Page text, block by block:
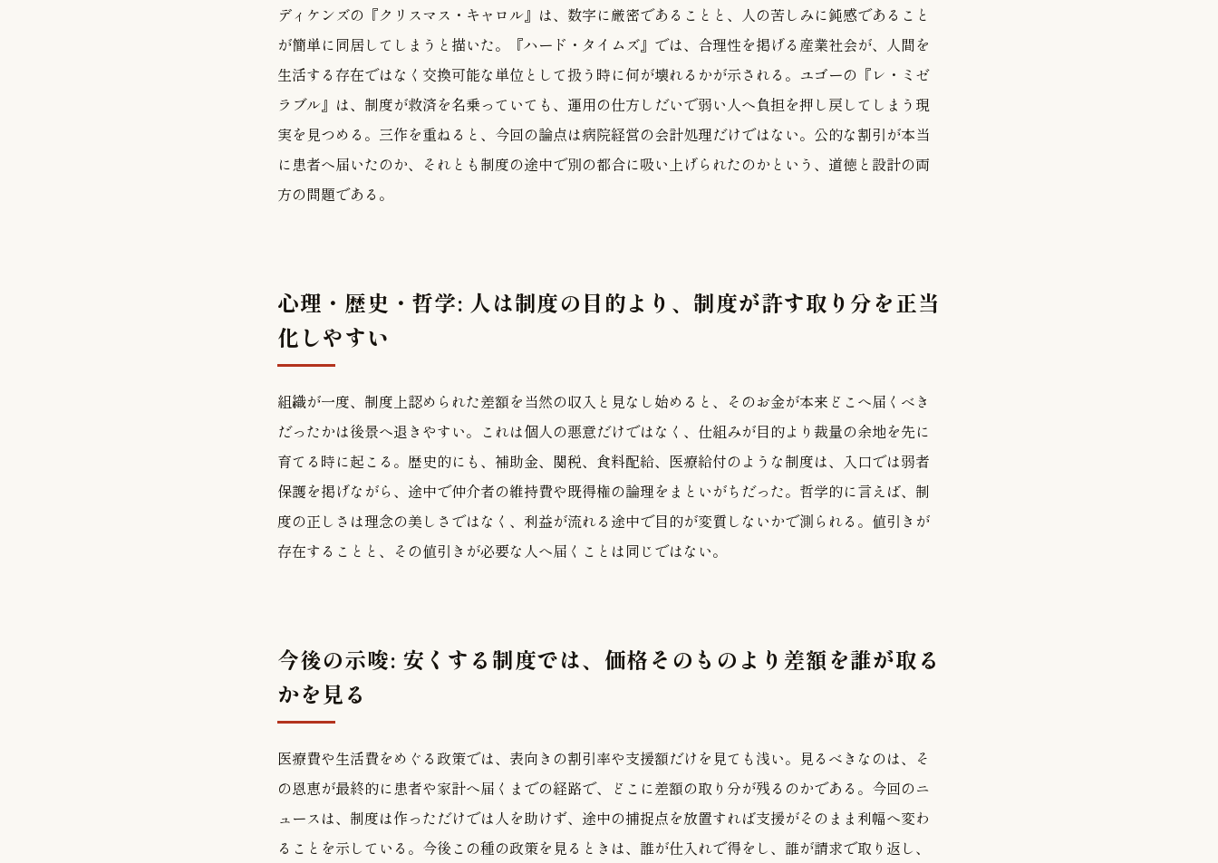
ディケンズの『クリスマス・キャロル』は、数字に厳密であることと、人の苦しみに鈍感であること
が簡単に同居してしまうと描いた。『ハード・タイムズ』では、合理性を掲げる産業社会が、人間を
生活する存在ではなく交換可能な単位として扱う時に何が壊れるかが示される。ユゴーの『レ・ミゼ
ラブル』は、制度が救済を名乗っていても、運用の仕方しだいで弱い人へ負担を押し戻してしまう現
実を見つめる。三作を重ねると、今回の論点は病院経営の会計処理だけではない。公的な割引が本当
に患者へ届いたのか、それとも制度の途中で別の都合に吸い上げられたのかという、道徳と設計の両
方の問題である。
心理・歴史・哲学: 人は制度の目的より、制度が許す取り分を正当
化しやすい
組織が一度、制度上認められた差額を当然の収入と見なし始めると、そのお金が本来どこへ届くべき
だったかは後景へ退きやすい。これは個人の悪意だけではなく、仕組みが目的より裁量の余地を先に
育てる時に起こる。歴史的にも、補助金、関税、食料配給、医療給付のような制度は、入口では弱者
保護を掲げながら、途中で仲介者の維持費や既得権の論理をまといがちだった。哲学的に言えば、制
度の正しさは理念の美しさではなく、利益が流れる途中で目的が変質しないかで測られる。値引きが
存在することと、その値引きが必要な人へ届くことは同じではない。
今後の示唆: 安くする制度では、価格そのものより差額を誰が取る
かを見る
医療費や生活費をめぐる政策では、表向きの割引率や支援額だけを見ても浅い。見るべきなのは、そ
の恩恵が最終的に患者や家計へ届くまでの経路で、どこに差額の取り分が残るのかである。今回のニ
ュースは、制度は作っただけでは人を助けず、途中の捕捉点を放置すれば支援がそのまま利幅へ変わ
ることを示している。今後この種の政策を見るときは、誰が仕入れで得をし、誰が請求で取り返し、